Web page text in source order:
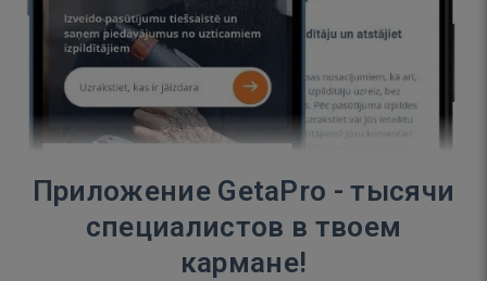
Приложение GetaPro - тысячи
специалистов в твоем
кармане!